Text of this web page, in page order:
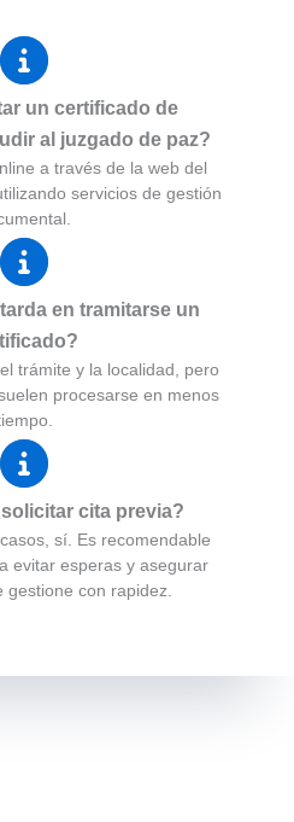
un certificado de
al juzgado de paz?
a través de la web del
servicios de gestión
en tramitarse un
trámite y la localidad, pero
procesarse en menos
cita previa?
sí. Es recomendable
evitar esperas y asegurar
con rapidez.